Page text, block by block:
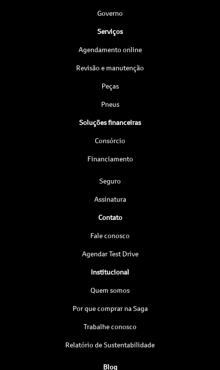
Governo
Serviços
Agendamento online
Revisão e manutenção
Peças
Pneus
Soluções financeiras
Consórcio
Financiamento
Seguro
Assinatura
Contato
Fale conosco
Agendar Test Drive
Institucional
Quem somos
Por que comprar na Saga
Trabalhe conosco
Relatório de Sustentabilidade
Blog